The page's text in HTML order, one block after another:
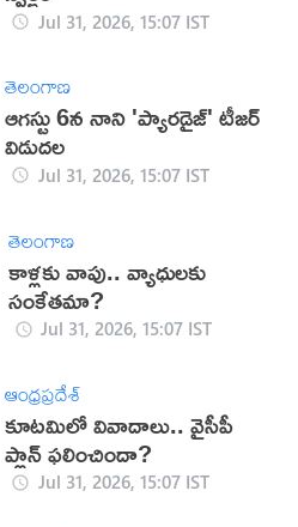
Jul 31, 2026, 15:07 IST
తెలంగాణ
ఆగస్టు 6న నాని 'ప్యారడైజ్' టీజర్
విడుదల
Jul 31, 2026, 15:07 IST
తెలంగాణ
కాళ్లకు వాపు.. వ్యాధులకు
సంకేతమా?
Jul 31, 2026, 15:07 IST
ఆంధ్రప్రదేశ్
కూట‌మిలో వివాదాలు.. వైసీపీ
ప్లాన్ ఫలించిందా?
Jul 31, 2026, 15:07 IST